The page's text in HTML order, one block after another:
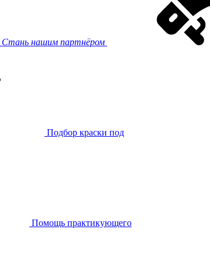
Стань нашим партнёром
Подбор краски под
Помощь практикующего